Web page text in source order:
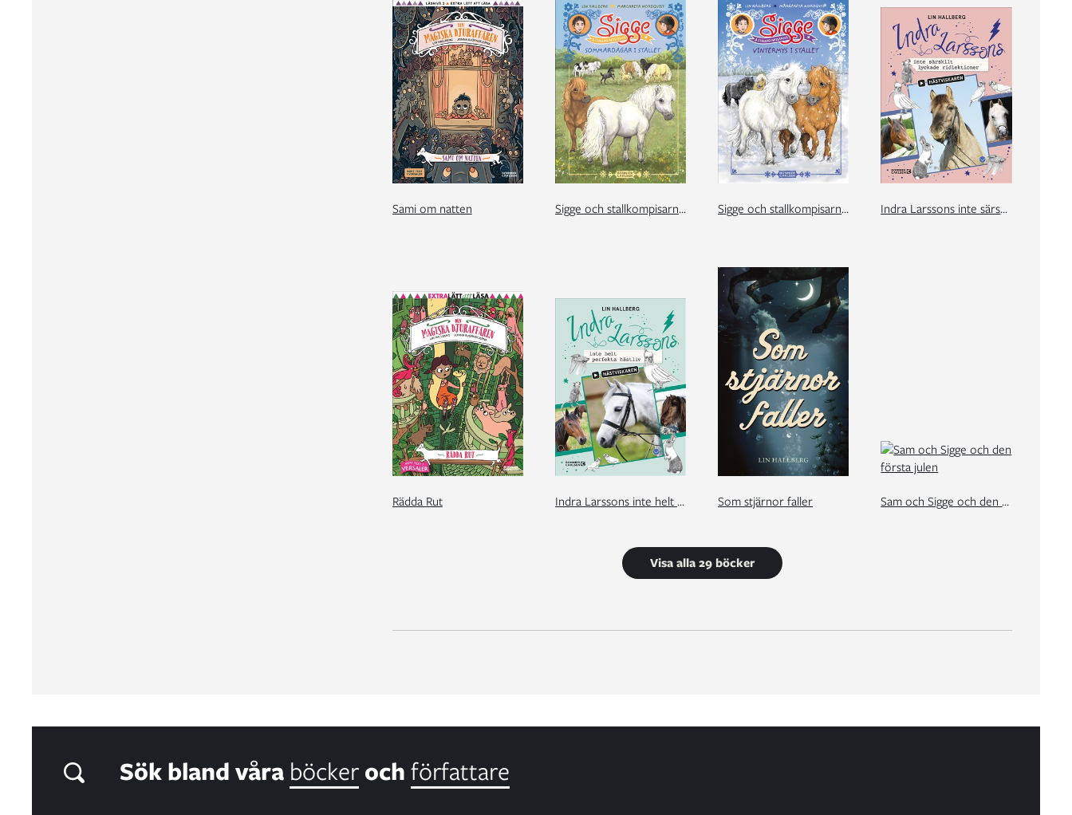
Sami om natten Sigge och stallkompisarna. Sommardagar i stallet Sigge och stallkompisarna. Vintermys i stallet Indra Larssons inte särskilt lyckade ridlektioner
Rädda Rut Indra Larssons inte helt perfekta hästliv Som stjärnor faller Sam och Sigge och den första julen
Visa alla 29 böcker
Sök bland våra böckerochförfattare